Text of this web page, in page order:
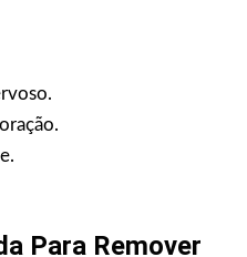
Para Remover